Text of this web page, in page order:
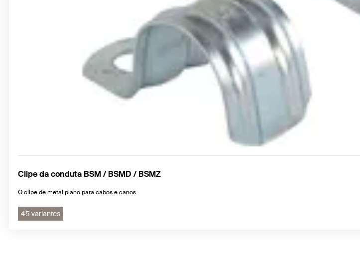
Clipe da conduta BSM / BSMD / BSMZ
O clipe de metal plano para cabos e canos
45 variantes